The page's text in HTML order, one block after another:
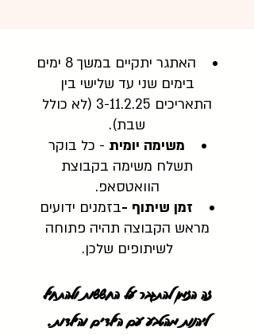
האתגר יתקיים במשך 8 ימים
בימים שני עד שלישי בין
התאריכים 3-11.2.25 (לא כולל
שבת).
משימה יומית - כל בוקר
תשלח משימה בקבוצת
הוואטסאפ.
זמן שיתוף -בזמנים ידועים
מראש הקבוצה תהיה פתוחה
לשיתופים שלכן.
זה הזמן להתגבר על החששות ולהתחיל
ליהנות מהטבע עם הילדים והילדות.